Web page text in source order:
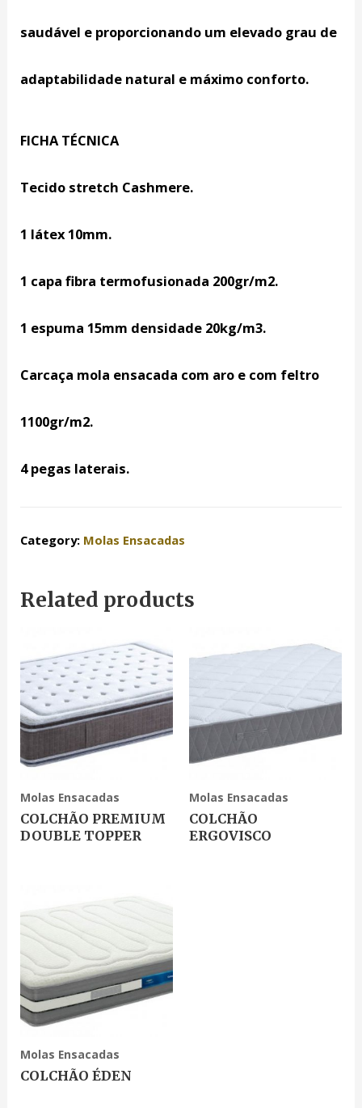
saudável e proporcionando um elevado grau de
adaptabilidade natural e máximo conforto.
FICHA TÉCNICA
Tecido stretch Cashmere.
1 látex 10mm.
1 capa fibra termofusionada 200gr/m2.
1 espuma 15mm densidade 20kg/m3.
Carcaça mola ensacada com aro e com feltro
1100gr/m2.
4 pegas laterais.
Category: Molas Ensacadas
Related products
Molas Ensacadas
COLCHÃO PREMIUM
DOUBLE TOPPER
Molas Ensacadas
COLCHÃO
ERGOVISCO
Molas Ensacadas
COLCHÃO ÉDEN